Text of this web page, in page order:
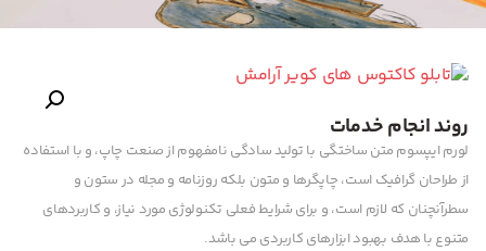
روند انجام خدمات
لورم ایپسوم متن ساختگی با تولید سادگی نامفهوم از صنعت چاپ، و با استفاده
از طراحان گرافیک است، چاپگرها و متون بلکه روزنامه و مجله در ستون و
سطرآنچنان که لازم است، و برای شرایط فعلی تکنولوژی مورد نیاز، و کاربردهای
متنوع با هدف بهبود ابزارهای کاربردی می باشد.